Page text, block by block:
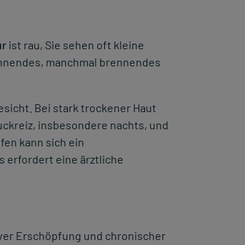
ist rau, Sie sehen oft kleine
manchmal brennendes
Bei stark trockener Haut
insbesondere nachts, und
kann sich ein
erfordert eine ärztliche
Erschöpfung und chronischer